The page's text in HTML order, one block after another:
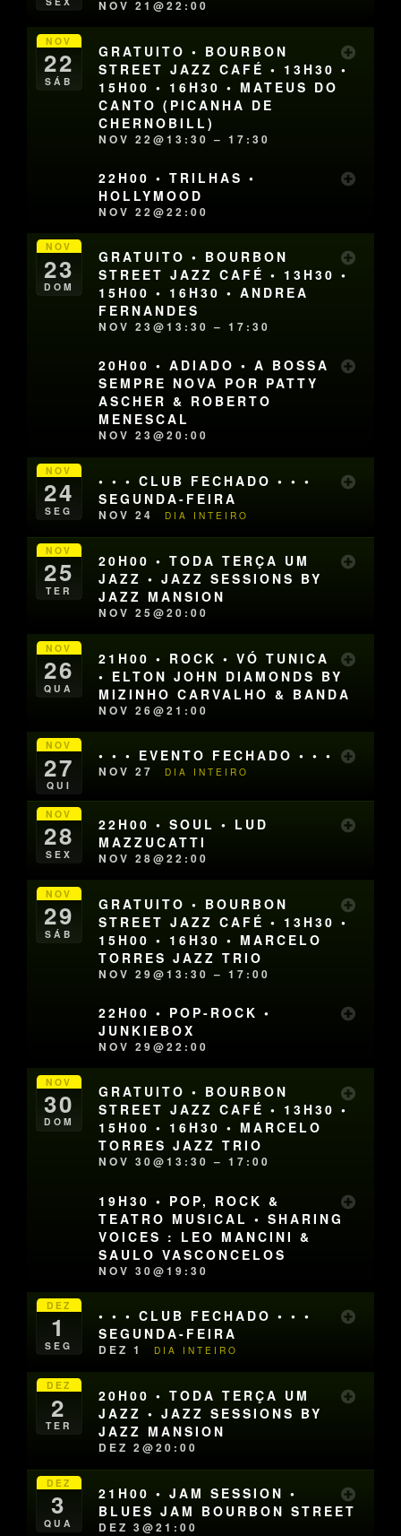
NOV 21@22:00
NOV
22
SÁB
GRATUITO • BOURBON
STREET JAZZ CAFÉ • 13H30 •
15H00 • 16H30 • MATEUS DO
CANTO (PICANHA DE
CHERNOBILL)
NOV 22@13:30 – 17:30
22H00 • TRILHAS •
HOLLYMOOD
NOV 22@22:00
NOV
23
DOM
GRATUITO • BOURBON
STREET JAZZ CAFÉ • 13H30 •
15H00 • 16H30 • ANDREA
FERNANDES
NOV 23@13:30 – 17:30
20H00 • ADIADO • A BOSSA
SEMPRE NOVA POR PATTY
ASCHER & ROBERTO
MENESCAL
NOV 23@20:00
NOV
24
SEG
• • • CLUB FECHADO • • •
SEGUNDA-FEIRA
NOV 24 DIA INTEIRO
NOV
25
TER
20H00 • TODA TERÇA UM
JAZZ • JAZZ SESSIONS BY
JAZZ MANSION
NOV 25@20:00
NOV
26
QUA
21H00 • ROCK • VÓ TUNICA
• ELTON JOHN DIAMONDS BY
MIZINHO CARVALHO & BANDA
NOV 26@21:00
NOV
27
QUI
• • • EVENTO FECHADO • • •
NOV 27 DIA INTEIRO
NOV
28
SEX
22H00 • SOUL • LUD
MAZZUCATTI
NOV 28@22:00
NOV
29
SÁB
GRATUITO • BOURBON
STREET JAZZ CAFÉ • 13H30 •
15H00 • 16H30 • MARCELO
TORRES JAZZ TRIO
NOV 29@13:30 – 17:00
22H00 • POP-ROCK •
JUNKIEBOX
NOV 29@22:00
NOV
30
DOM
GRATUITO • BOURBON
STREET JAZZ CAFÉ • 13H30 •
15H00 • 16H30 • MARCELO
TORRES JAZZ TRIO
NOV 30@13:30 – 17:00
19H30 • POP, ROCK &
TEATRO MUSICAL • SHARING
VOICES : LEO MANCINI &
SAULO VASCONCELOS
NOV 30@19:30
DEZ
1
SEG
• • • CLUB FECHADO • • •
SEGUNDA-FEIRA
DEZ 1 DIA INTEIRO
DEZ
2
TER
20H00 • TODA TERÇA UM
JAZZ • JAZZ SESSIONS BY
JAZZ MANSION
DEZ 2@20:00
DEZ
3
QUA
21H00 • JAM SESSION •
BLUES JAM BOURBON STREET
DEZ 3@21:00